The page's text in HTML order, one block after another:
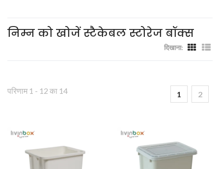
निम्न को खोजें स्टैकेबल स्टोरेज बॉक्स
दिखाना:
परिणाम 1 - 12 का 14 1 2